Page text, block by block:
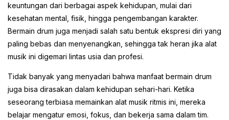
keuntungan dari berbagai aspek kehidupan, mulai dari
kesehatan mental, fisik, hingga pengembangan karakter.
Bermain drum juga menjadi salah satu bentuk ekspresi diri yang
paling bebas dan menyenangkan, sehingga tak heran jika alat
musik ini digemari lintas usia dan profesi.
Tidak banyak yang menyadari bahwa manfaat bermain drum
juga bisa dirasakan dalam kehidupan sehari-hari. Ketika
seseorang terbiasa memainkan alat musik ritmis ini, mereka
belajar mengatur emosi, fokus, dan bekerja sama dalam tim.